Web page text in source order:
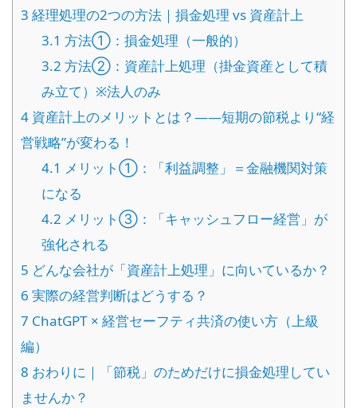
3 経理処理の2つの方法｜損金処理 vs 資産計上
3.1 方法①：損金処理（一般的）
3.2 方法②：資産計上処理（掛金資産として積
み立て）※法人のみ
4 資産計上のメリットとは？——短期の節税より“経
営戦略”が変わる！
4.1 メリット①：「利益調整」＝金融機関対策
になる
4.2 メリット③：「キャッシュフロー経営」が
強化される
5 どんな会社が「資産計上処理」に向いているか？
6 実際の経営判断はどうする？
7 ChatGPT × 経営セーフティ共済の使い方（上級
編）
8 おわりに｜「節税」のためだけに損金処理してい
ませんか？